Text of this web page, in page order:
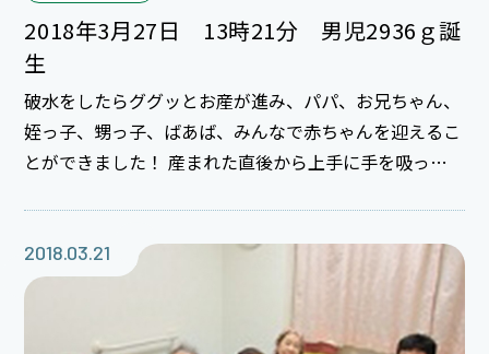
2018年3月27日 13時21分 男児2936ｇ誕
生
破水をしたらググッとお産が進み、パパ、お兄ちゃん、
姪っ子、甥っ子、ばあば、みんなで赤ちゃんを迎えるこ
とができました！ 産まれた直後から上手に手を吸って
育児もみなさんで楽しんで下さいね。 ご出産本当にお
めでとうございます(*^_^*)
2018.03.21